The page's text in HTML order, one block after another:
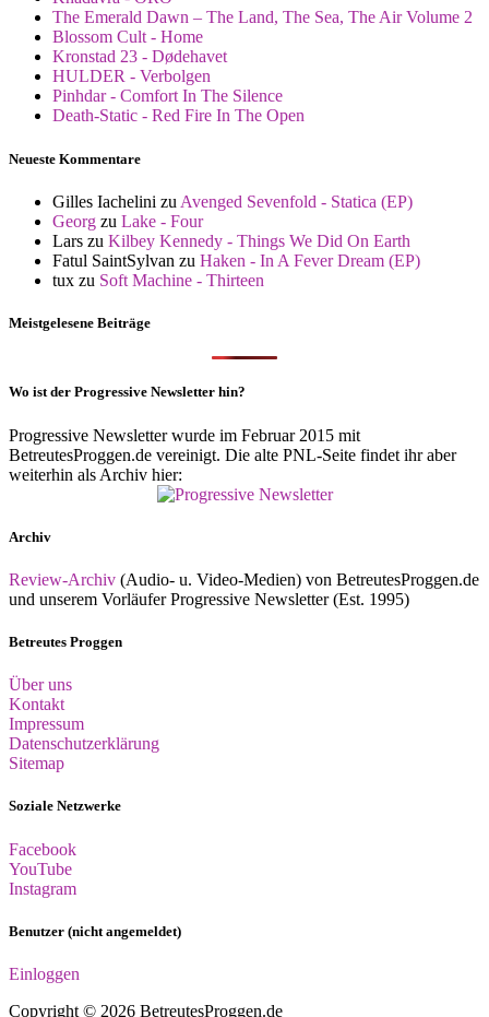
The Emerald Dawn – The Land, The Sea, The Air Volume 2
Blossom Cult - Home
Kronstad 23 - Dødehavet
HULDER - Verbolgen
Pinhdar - Comfort In The Silence
Death-Static - Red Fire In The Open
Neueste Kommentare
Gilles Iachelini zu Avenged Sevenfold - Statica (EP)
Georg zu Lake - Four
Lars zu Kilbey Kennedy - Things We Did On Earth
Fatul SaintSylvan zu Haken - In A Fever Dream (EP)
tux zu Soft Machine - Thirteen
Meistgelesene Beiträge
Wo ist der Progressive Newsletter hin?
Progressive Newsletter wurde im Februar 2015 mit
BetreutesProggen.de vereinigt. Die alte PNL-Seite findet ihr aber
weiterhin als Archiv hier:
Archiv
Review-Archiv (Audio- u. Video-Medien) von BetreutesProggen.de
und unserem Vorläufer Progressive Newsletter (Est. 1995)
Betreutes Proggen
Über uns
Kontakt
Impressum
Datenschutzerklärung
Sitemap
Soziale Netzwerke
Facebook
YouTube
Instagram
Benutzer (nicht angemeldet)
Einloggen
Copyright © 2026 BetreutesProggen.de